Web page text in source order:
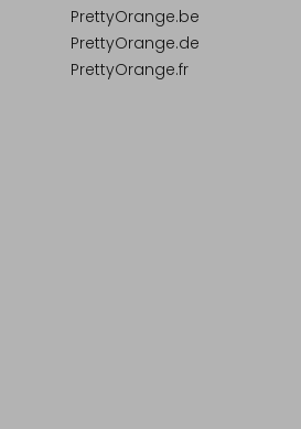
PrettyOrange.be
PrettyOrange.de
PrettyOrange.fr